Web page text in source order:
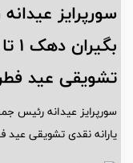
سورپرایز
تشویقی عید
یارانه نقدی تشویقی عید